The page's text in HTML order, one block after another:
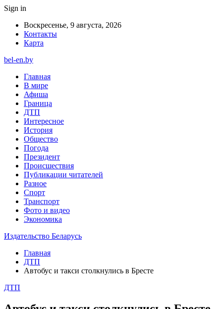
Sign in
Воскресенье, 9 августа, 2026
Контакты
Карта
bel-en.by
Главная
В мире
Афиша
Граница
ДТП
Интересное
История
Общество
Погода
Президент
Происшествия
Публикации читателей
Разное
Спорт
Транспорт
Фото и видео
Экономика
Издательство Беларусь
Главная
ДТП
Автобус и такси столкнулись в Бресте
ДТП